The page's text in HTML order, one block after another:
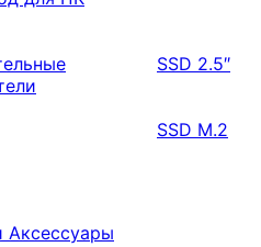
SSD 2.5″
SSD M.2
Аксессуары